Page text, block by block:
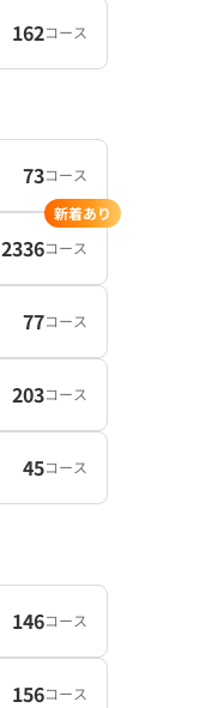
162コース
73コース
2336コース
新着あり
77コース
203コース
45コース
146コース
156コース